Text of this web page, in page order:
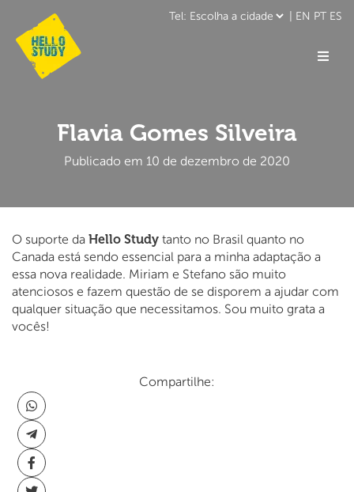
EN PT ES
Flavia Gomes Silveira
Publicado em 10 de dezembro de 2020
O suporte da Hello Study tanto no Brasil quanto no
Canada está sendo essencial para a minha adaptação a
essa nova realidade. Miriam e Stefano são muito
atenciosos e fazem questão de se disporem a ajudar com
qualquer situação que necessitamos. Sou muito grata a
vocês!
Compartilhe: